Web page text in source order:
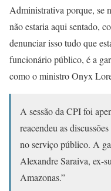
Administrativa porque, se
não estaria aqui sentado,
denunciar isso tudo que
funcionário público, é a
como o ministro Onyx
A sessão da CPI foi
reacendeu as
no serviço público. A
Alexandre Saraiva, ex-
Amazonas.”